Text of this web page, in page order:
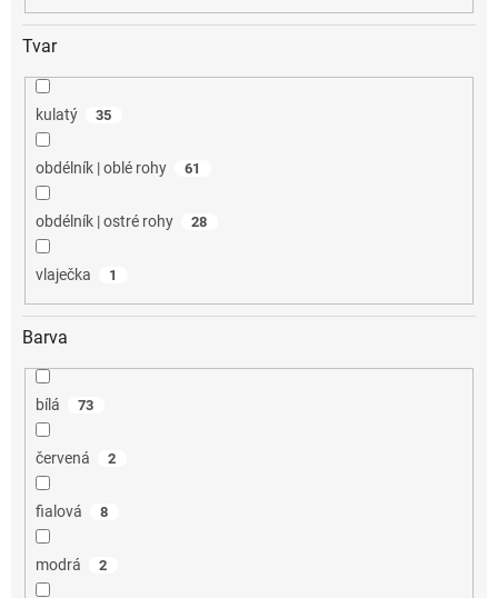
Tvar
kulatý 35
obdélník | oblé rohy 61
obdélník | ostré rohy 28
vlaječka 1
Barva
bílá 73
červená 2
fialová 8
modrá 2